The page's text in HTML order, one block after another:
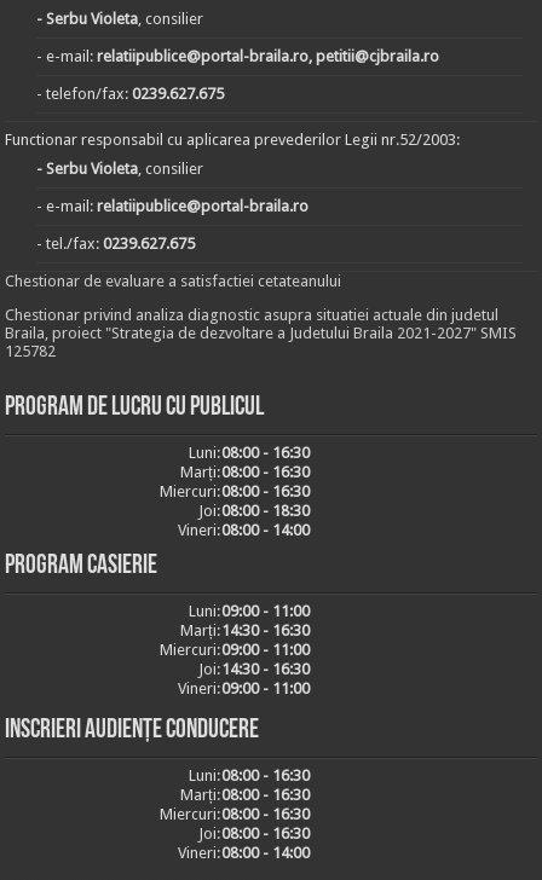
- Serbu Violeta, consilier
- e-mail:relatiipublice@portal-braila.ro, petitii@cjbraila.ro
- telefon/fax:0239.627.675
Functionar responsabil cu aplicarea prevederilor Legii nr.52/2003:
- Serbu Violeta, consilier
- e-mail:relatiipublice@portal-braila.ro
- tel./fax:0239.627.675
Chestionar de evaluare a satisfactiei cetateanului
Chestionar privind analiza diagnostic asupra situatiei actuale din judetul
Braila, proiect "Strategia de dezvoltare a Judetului Braila 2021-2027" SMIS
125782
Program de lucru cu publicul
Luni:08:00 - 16:30
Marți:08:00 - 16:30
Miercuri:08:00 - 16:30
Joi:08:00 - 18:30
Vineri:08:00 - 14:00
Program casierie
Luni:09:00 - 11:00
Marți:14:30 - 16:30
Miercuri:09:00 - 11:00
Joi:14:30 - 16:30
Vineri:09:00 - 11:00
Inscrieri audiențe conducere
Luni:08:00 - 16:30
Marți:08:00 - 16:30
Miercuri:08:00 - 16:30
Joi:08:00 - 16:30
Vineri:08:00 - 14:00